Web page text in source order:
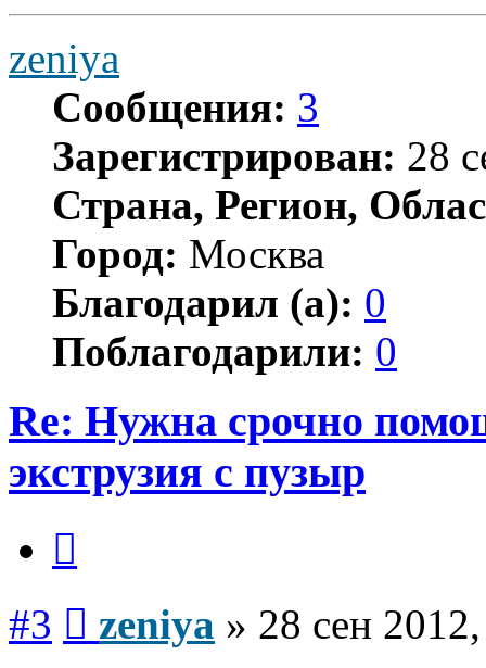
zeniya
Сообщения: 3
Зарегистрирован: 28
Страна, Регион,
Город: Москва
Благодарил (а): 0
Поблагодарили: 0
Re: Нужна срочно
экструзия с пузыр
#3 zeniya » 28 сен